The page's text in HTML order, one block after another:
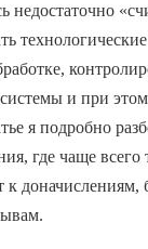
недостаточно
и при
я подробно
где чаще всего
доначислениям,